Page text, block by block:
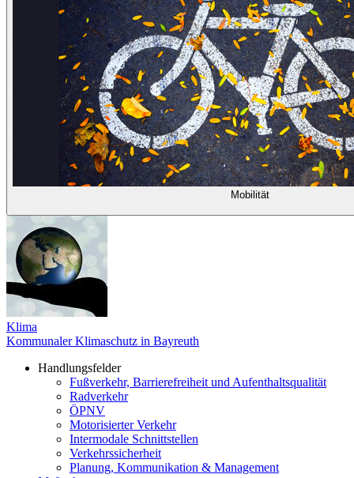
Mobilität
Klima
Kommunaler Klimaschutz in Bayreuth
Handlungsfelder
Fußverkehr, Barrierefreiheit und Aufenthaltsqualität
Radverkehr
ÖPNV
Motorisierter Verkehr
Intermodale Schnittstellen
Verkehrssicherheit
Planung, Kommunikation & Management